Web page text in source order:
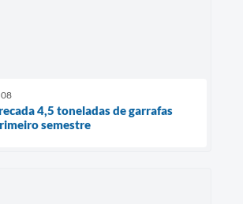
4,5 toneladas de garrafas
semestre